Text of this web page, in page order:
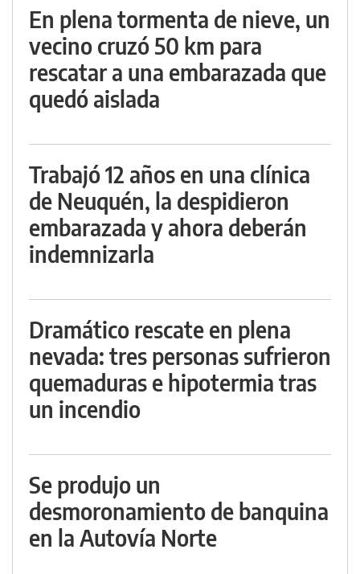
En plena tormenta de nieve, un
vecino cruzó 50 km para
rescatar a una embarazada que
quedó aislada
Trabajó 12 años en una clínica
de Neuquén, la despidieron
embarazada y ahora deberán
indemnizarla
Dramático rescate en plena
nevada: tres personas sufrieron
quemaduras e hipotermia tras
un incendio
Se produjo un
desmoronamiento de banquina
en la Autovía Norte